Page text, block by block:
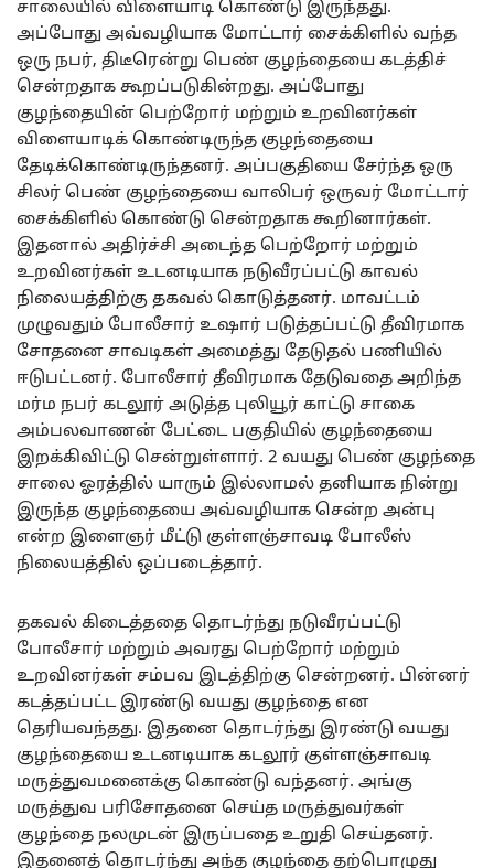
சாலையில் விளையாடி கொண்டு இருந்தது.
அப்போது அவ்வழியாக மோட்டார் சைக்கிளில் வந்த
ஒரு நபர், திடீரென்று பெண் குழந்தையை கடத்திச்
சென்றதாக கூறப்படுகின்றது. அப்போது
குழந்தையின் பெற்றோர் மற்றும் உறவினர்கள்
விளையாடிக் கொண்டிருந்த குழந்தையை
தேடிக்கொண்டிருந்தனர். அப்பகுதியை சேர்ந்த ஒரு
சிலர் பெண் குழந்தையை வாலிபர் ஒருவர் மோட்டார்
சைக்கிளில் கொண்டு சென்றதாக கூறினார்கள்.
இதனால் அதிர்ச்சி அடைந்த பெற்றோர் மற்றும்
உறவினர்கள் உடனடியாக நடுவீரப்பட்டு காவல்
நிலையத்திற்கு தகவல் கொடுத்தனர். மாவட்டம்
முழுவதும் போலீசார் உஷார் படுத்தப்பட்டு தீவிரமாக
சோதனை சாவடிகள் அமைத்து தேடுதல் பணியில்
ஈடுபட்டனர். போலீசார் தீவிரமாக தேடுவதை அறிந்த
மர்ம நபர் கடலூர் அடுத்த புலியூர் காட்டு சாகை
அம்பலவாணன் பேட்டை பகுதியில் குழந்தையை
இறக்கிவிட்டு சென்றுள்ளார். 2 வயது பெண் குழந்தை
சாலை ஓரத்தில் யாரும் இல்லாமல் தனியாக நின்று
இருந்த குழந்தையை அவ்வழியாக சென்ற அன்பு
என்ற இளைஞர் மீட்டு குள்ளஞ்சாவடி போலீஸ்
நிலையத்தில் ஒப்படைத்தார்.
தகவல் கிடைத்ததை தொடர்ந்து நடுவீரப்பட்டு
போலீசார் மற்றும் அவரது பெற்றோர் மற்றும்
உறவினர்கள் சம்பவ இடத்திற்கு சென்றனர். பின்னர்
கடத்தப்பட்ட இரண்டு வயது குழந்தை என
தெரியவந்தது. இதனை தொடர்ந்து இரண்டு வயது
குழந்தையை உடனடியாக கடலூர் குள்ளஞ்சாவடி
மருத்துவமனைக்கு கொண்டு வந்தனர். அங்கு
மருத்துவ பரிசோதனை செய்த மருத்துவர்கள்
குழந்தை நலமுடன் இருப்பதை உறுதி செய்தனர்.
இதனைத் தொடர்ந்து அந்த குழந்தை தற்பொழுது